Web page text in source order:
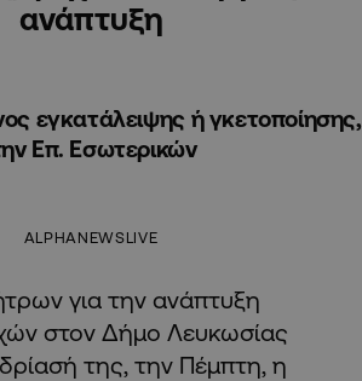
ανάπτυξη
εγκατάλειψης ή γκετοποίησης,
Επ. Εσωτερικών
ALPHANEWSLIVE
για την ανάπτυξη
στον Δήμο Λευκωσίας
της, την Πέμπτη, η